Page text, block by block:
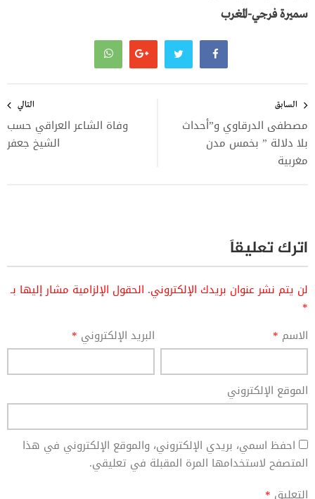
سميرة فرجي-المغرب
المقالات
السابق
مصطفى الدرقاوي و”أحداث
بلا دلالة ” بخمس مدن
مغربية
التالي
وفاة الشاعر العراقي حسب
الشيخ جعفر
اترك تعليقاً
لن يتم نشر عنوان بريدك الإلكتروني. الحقول الإلزامية مشار إليها بـ
*
الاسم * البريد الإلكتروني *
الموقع الإلكتروني
احفظ اسمي، بريدي الإلكتروني، والموقع الإلكتروني في هذا
المتصفح لاستخدامها المرة المقبلة في تعليقي.
التعليق *